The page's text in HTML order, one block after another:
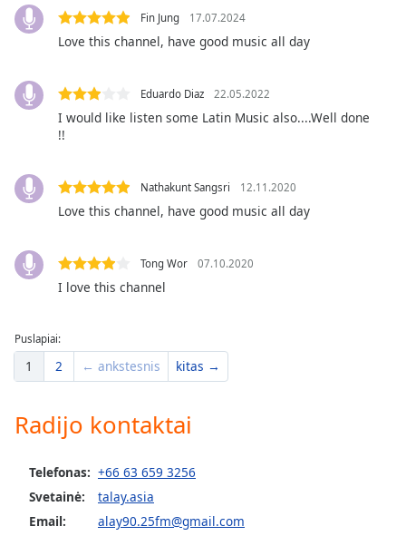
Beginning
window.
Escape
and
close
Text
Color
Opacity
Background
Color
Fin Jung 17.07.2024
Love this channel, have good music all day
Eduardo Diaz 22.05.2022
I would like listen some Latin Music also....Well done
!!
Nathakunt Sangsri 12.11.2020
Love this channel, have good music all day
Tong Wor 07.10.2020
I love this channel
Puslapiai:
1 2 ← ankstesnis kitas →
Radijo kontaktai
Telefonas: +66 63 659 3256
Svetainė:
talay.asia
Email:
alay90.25fm@gmail.com